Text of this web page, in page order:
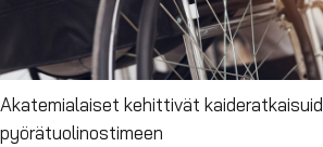
Akatemialaiset kehittivät
pyörätuolinostimeen